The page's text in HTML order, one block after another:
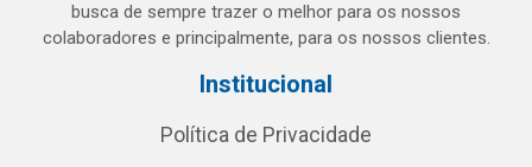
busca de sempre trazer o melhor para os nossos
colaboradores e principalmente, para os nossos clientes.
Institucional
Política de Privacidade